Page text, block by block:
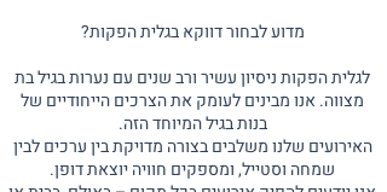
מדוע לבחור דווקא בגלית הפקות?
לגלית הפקות ניסיון עשיר ורב שנים עם נערות בגיל בת
מצווה. אנו מבינים לעומק את הצרכים הייחודיים של
בנות בגיל המיוחד הזה.
האירועים שלנו משלבים בצורה מדויקת בין ערכים לבין
שמחה וסטייל, ומספקים חוויה יוצאת דופן.